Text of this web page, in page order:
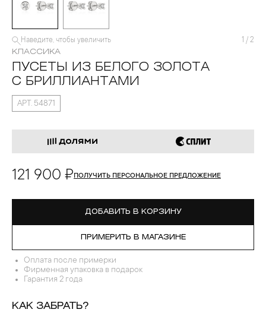
Наведите, чтобы увеличить 1 / 2
КЛАССИКА
ПУСЕТЫ ИЗ БЕЛОГО ЗОЛОТА
С БРИЛЛИАНТАМИ
АРТ. 54871
121 900 ₽ ПОЛУЧИТЬ ПЕРСОНАЛЬНОЕ ПРЕДЛОЖЕНИЕ
ДОБАВИТЬ В КОРЗИНУ
ПРИМЕРИТЬ В МАГАЗИНЕ
Оплата после примерки
Фирменная упаковка в подарок
Гарантия 2 года
КАК ЗАБРАТЬ?